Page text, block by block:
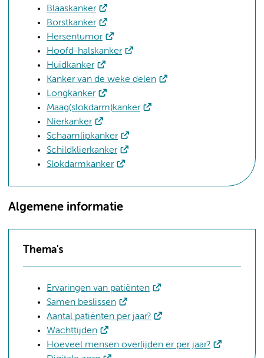
Blaaskanker
Borstkanker
Hersentumor
Hoofd-halskanker
Huidkanker
Kanker van de weke delen
Longkanker
Maag(slokdarm)kanker
Nierkanker
Schaamlipkanker
Schildklierkanker
Slokdarmkanker
Algemene informatie
Thema's
Ervaringen van patiënten
Samen beslissen
Aantal patiënten per jaar?
Wachttijden
Hoeveel mensen overlijden er per jaar?